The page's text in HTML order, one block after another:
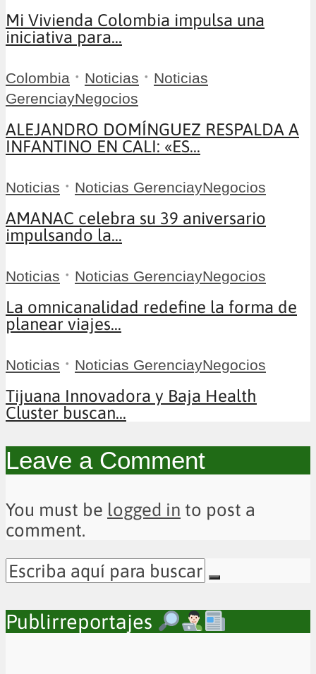
Mi Vivienda Colombia impulsa una
iniciativa para...
Colombia • Noticias • Noticias
GerenciayNegocios
ALEJANDRO DOMÍNGUEZ RESPALDA A
INFANTINO EN CALI: «ES...
Noticias • Noticias GerenciayNegocios
AMANAC celebra su 39 aniversario
impulsando la...
Noticias • Noticias GerenciayNegocios
La omnicanalidad redefine la forma de
planear viajes...
Noticias • Noticias GerenciayNegocios
Tijuana Innovadora y Baja Health
Cluster buscan...
Leave a Comment
You must be logged in to post a
comment.
Publirreportajes